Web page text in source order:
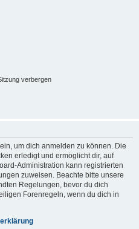
verbergen
um dich anmelden zu können. Die
erledigt und ermöglicht dir, auf
Administration kann registrierten
zuweisen. Beachte bitte unsere
Regelungen, bevor du dich
Forenregeln, wenn du dich in